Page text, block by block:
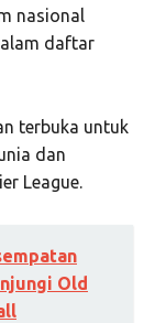
nasional
daftar
terbuka untuk
dan
League.
Old